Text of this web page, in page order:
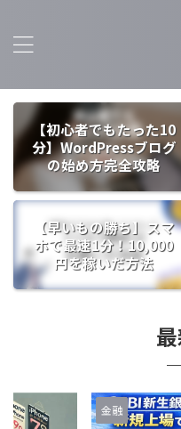
【初心者でもたった10
分】WordPressブログ
の始め方完全攻略
【早いもの勝ち】スマ
ホで最速1分！10,000
円を稼いだ方法
金融